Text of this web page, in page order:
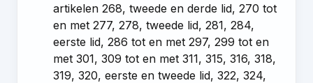
artikelen 268, tweede en derde lid,270 tot
en met 277,278, tweede lid,281,284,
eerste lid,286 tot en met 297,299 tot en
met 301,309 tot en met 311,315,316,318,
319,320, eerste en tweede lid,322,324,